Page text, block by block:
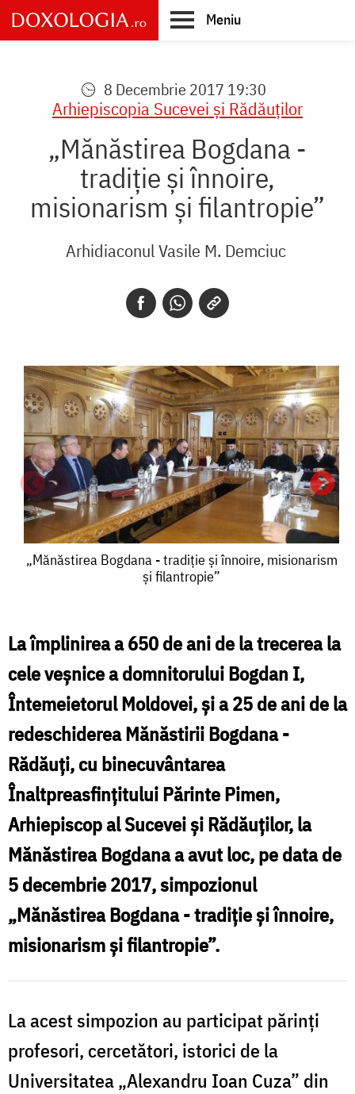
Skip
to
main
Meniu
8 Decembrie 2017 19:30
Arhiepiscopia Sucevei şi Rădăuţilor
„Mănăstirea Bogdana -
tradiţie şi înnoire,
misionarism şi filantropie”
Arhidiaconul Vasile M. Demciuc
„Mănăstirea
tradiţie
şi
înnoire,
misionarism
şi
filantropie”
„Mănăstirea Bogdana - tradiţie şi înnoire, misionarism
şi filantropie”
La împlinirea a 650 de ani de la trecerea la
cele veşnice a domnitorului Bogdan I,
Întemeietorul Moldovei, şi a 25 de ani de la
redeschiderea Mănăstirii Bogdana -
Rădăuţi, cu binecuvântarea
Înaltpreasfinţitului Părinte Pimen,
Arhiepiscop al Sucevei şi Rădăuţilor, la
Mănăstirea Bogdana a avut loc, pe data de
5 decembrie 2017, simpozionul
„Mănăstirea Bogdana - tradiţie şi înnoire,
misionarism şi filantropie”.
La acest simpozion au participat părinţi
profesori, cercetători, istorici de la
Universitatea „Alexandru Ioan Cuza” din